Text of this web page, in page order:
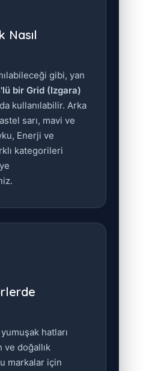
Nasıl
gibi, yan
bir Grid (Izgara)
kullanılabilir. Arka
sarı, mavi ve
Enerji ve
kategorileri
hatları
ve doğallık
markalar için